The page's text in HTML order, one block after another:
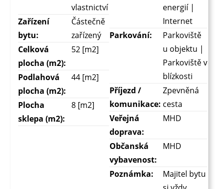
vlastnictví
Zařízení
bytu:
Částečně
zařízený
Celková
plocha (m2):
52 [m2]
Podlahová
plocha (m2):
44 [m2]
Plocha
sklepa (m2):
8 [m2]
energií |
Internet
Parkování:
Parkoviště
u objektu |
Parkoviště v
blízkosti
Příjezd /
komunikace:
Zpevněná
cesta
Veřejná
doprava:
MHD
Občanská
vybavenost:
MHD
Poznámka:
Majitel bytu